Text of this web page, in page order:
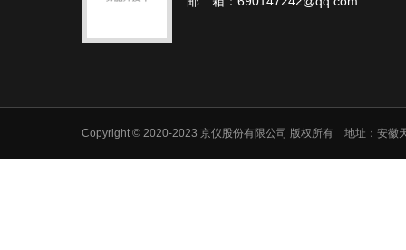
Copyright © 2020-2023 京仪股份有限公司 版权所有 地址：安